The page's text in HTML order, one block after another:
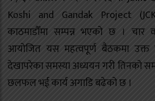
Koshi and Gandak Project
काठमाडौँमा सम्पन्न भएको छ । चार
आयोजित यस महत्वपूर्ण बैठकमा उक्त
देखापरेका समस्या अध्ययन गरी तिनको
छलफल भई कार्य अगाडि बढेको छ ।